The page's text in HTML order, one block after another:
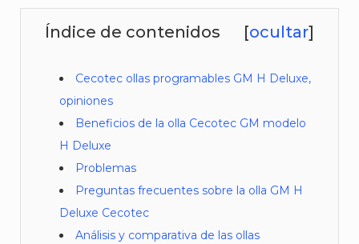
Índice de contenidos [ocultar]
Cecotec ollas programables GM H Deluxe,
opiniones
Beneficios de la olla Cecotec GM modelo
H Deluxe
Problemas
Preguntas frecuentes sobre la olla GM H
Deluxe Cecotec
Análisis y comparativa de las ollas